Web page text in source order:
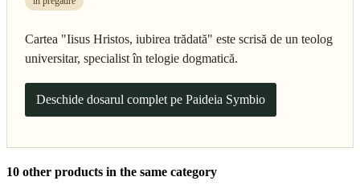
Cartea "Iisus Hristos, iubirea trădată" este scrisă de un teolog
universitar, specialist în telogie dogmatică.
Deschide dosarul complet pe Paideia Symbio
10 other products in the same category